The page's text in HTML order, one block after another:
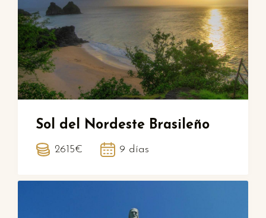
Sol del Nordeste Brasileño
2615€ 9 días